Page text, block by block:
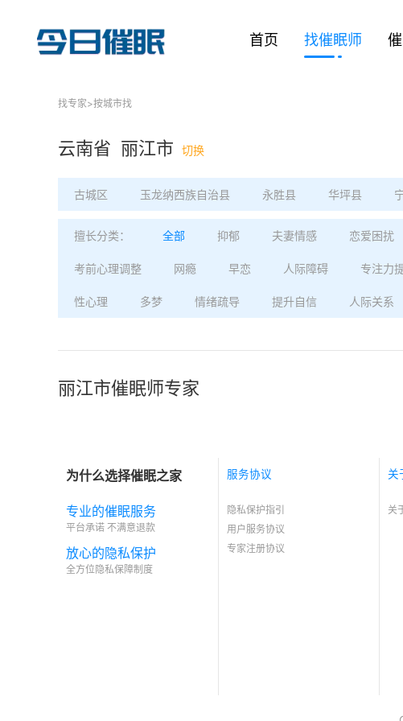
首页 找催眠师
找专家>按城市找
云南省 丽江市 切换
古城区 玉龙纳西族自治县 永胜县 华坪县
擅长分类： 全部 抑郁 夫妻情感 恋爱困扰
考前心理调整 网瘾 早恋 人际障碍 专注力
性心理 多梦 情绪疏导 提升自信 人际关系
丽江市催眠师专家
为什么选择催眠之家
专业的催眠服务
平台承诺 不满意退款
放心的隐私保护
全方位隐私保障制度
服务协议
隐私保护指引
用户服务协议
专家注册协议
关
关